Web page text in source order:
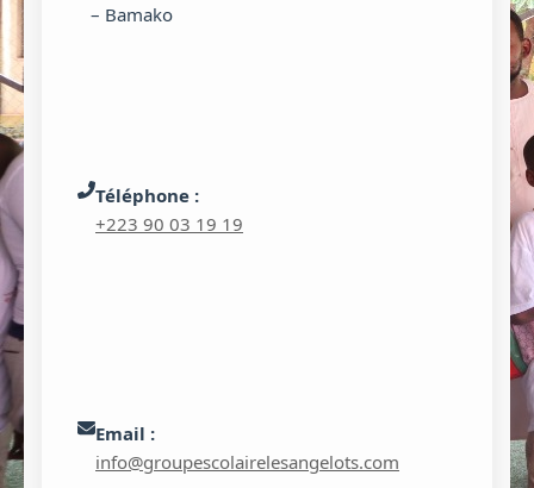
– Bamako
Téléphone :
+223 90 03 19 19
Email :
info@groupescolairelesangelots.com